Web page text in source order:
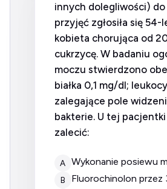
innych dolegliwości)
przyjęć zgłosiła się 54-
kobieta chorująca od
cukrzycę. W badaniu
moczu stwierdzono
białka 0,1 mg/dl;
zalegające pole
bakterie. U tej
zalecić:
A Wykonanie posiewu
B Fluorochinolon przez